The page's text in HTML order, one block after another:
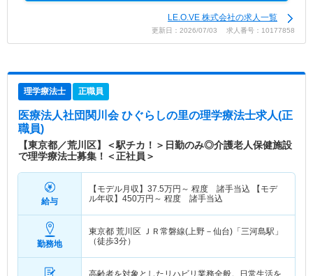
LE.O.VE 株式会社の求人一覧
更新日：2026/07/03 求人番号：10177858
理学療法士 正職員
医療法人社団関川会 ひぐらしの里の理学療法士求人(正
職員)
【東京都／荒川区】＜駅チカ！＞日勤のみ◎介護老人保健施設
で理学療法士募集！＜正社員＞
給与
【モデル月収】 37.5万円～ 程度 諸手当込 【モデ
ル年収】 450万円～ 程度 諸手当込
勤務地
東京都 荒川区 ＪＲ常磐線(上野－仙台)「三河島駅」
（徒歩3分）